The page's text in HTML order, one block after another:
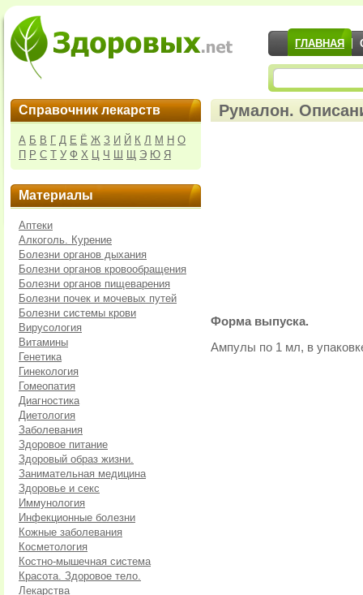
ГЛАВНАЯ
Справочник лекарств
А Б В Г Д Е Ё Ж З И Й К Л М Н О
П Р С Т У Ф Х Ц Ч Ш Щ Э Ю Я
Материалы
Аптеки
Алкоголь. Курение
Болезни органов дыхания
Болезни органов кровообращения
Болезни органов пищеварения
Болезни почек и мочевых путей
Болезни системы крови
Вирусология
Витамины
Генетика
Гинекология
Гомеопатия
Диагностика
Диетология
Заболевания
Здоровое питание
Здоровый образ жизни.
Занимательная медицина
Здоровье и секс
Иммунология
Инфекционные болезни
Кожные заболевания
Косметология
Костно-мышечная система
Красота. Здоровое тело.
Лекарства
Румалон.
Форма выпуска.
Ампулы по 1 мл, в